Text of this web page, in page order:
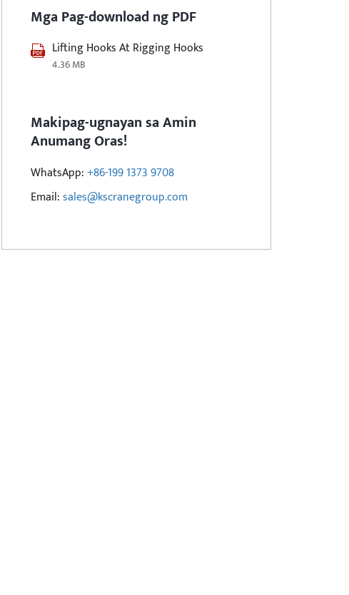
Mga Pag-download ng PDF
Lifting Hooks At Rigging Hooks
4.36 MB
Makipag-ugnayan sa Amin
Anumang Oras!
WhatsApp:+86-199 1373 9708
Email:sales@kscranegroup.com